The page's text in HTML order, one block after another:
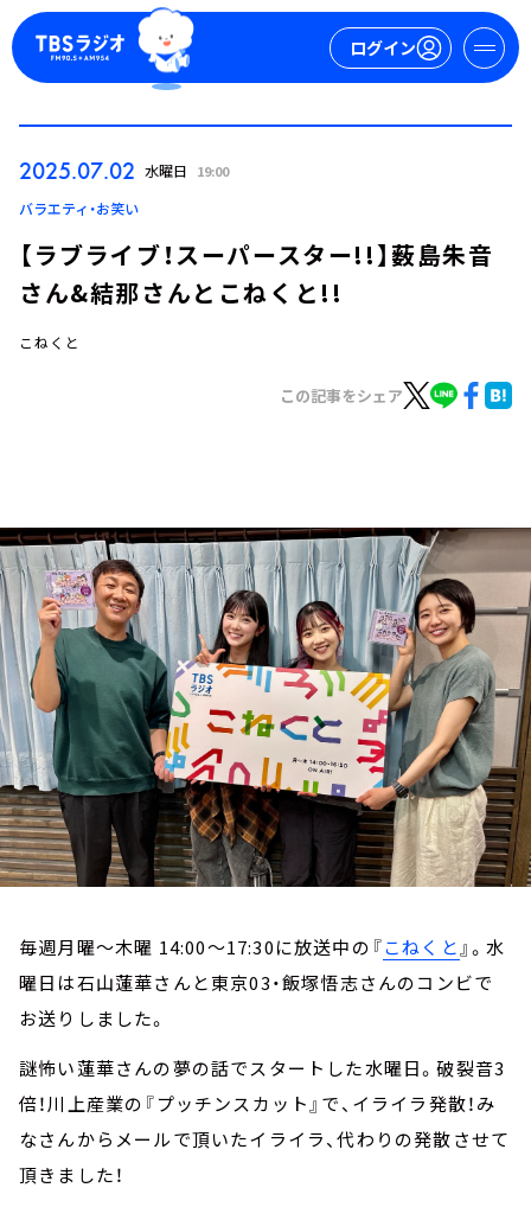
ログイン
ログイン
お知らせ
イベント・グッズ
YouTube
会社情報
2025.07.02 水曜日 19:00
バラエティ・お笑い
【ラブライブ！スーパースター!!】薮島朱音
さん&結那さんとこねくと!!
こねくと
この記事をシェア
毎週月曜～木曜 14:00～17:30に放送中の『こねくと』。水
曜日は石山蓮華さんと東京03・飯塚悟志さんのコンビで
お送りしました。
謎怖い蓮華さんの夢の話でスタートした水曜日。破裂音3
倍！川上産業の『プッチンスカット』で、イライラ発散！み
なさんからメールで頂いたイライラ、代わりの発散させて
頂きました！